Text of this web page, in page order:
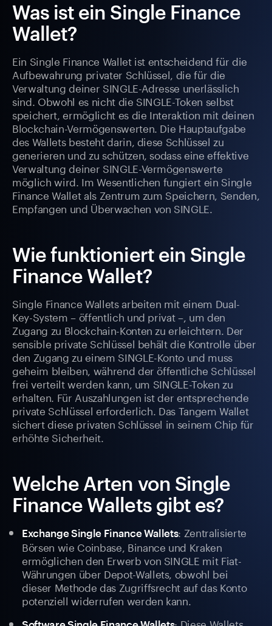
Was ist ein Single Finance
Wallet?
Ein Single Finance Wallet ist entscheidend für die
Aufbewahrung privater Schlüssel, die für die
Verwaltung deiner SINGLE-Adresse unerlässlich
sind. Obwohl es nicht die SINGLE-Token selbst
speichert, ermöglicht es die Interaktion mit deinen
Blockchain-Vermögenswerten. Die Hauptaufgabe
des Wallets besteht darin, diese Schlüssel zu
generieren und zu schützen, sodass eine effektive
Verwaltung deiner SINGLE-Vermögenswerte
möglich wird. Im Wesentlichen fungiert ein Single
Finance Wallet als Zentrum zum Speichern, Senden,
Empfangen und Überwachen von SINGLE.
Wie funktioniert ein Single
Finance Wallet?
Single Finance Wallets arbeiten mit einem Dual-
Key-System – öffentlich und privat –, um den
Zugang zu Blockchain-Konten zu erleichtern. Der
sensible private Schlüssel behält die Kontrolle über
den Zugang zu einem SINGLE-Konto und muss
geheim bleiben, während der öffentliche Schlüssel
frei verteilt werden kann, um SINGLE-Token zu
erhalten. Für Auszahlungen ist der entsprechende
private Schlüssel erforderlich. Das Tangem Wallet
sichert diese privaten Schlüssel in seinem Chip für
erhöhte Sicherheit.
Welche Arten von Single
Finance Wallets gibt es?
Exchange Single Finance Wallets: Zentralisierte
Börsen wie Coinbase, Binance und Kraken
ermöglichen den Erwerb von SINGLE mit Fiat-
Währungen über Depot-Wallets, obwohl bei
dieser Methode das Zugriffsrecht auf das Konto
potenziell widerrufen werden kann.